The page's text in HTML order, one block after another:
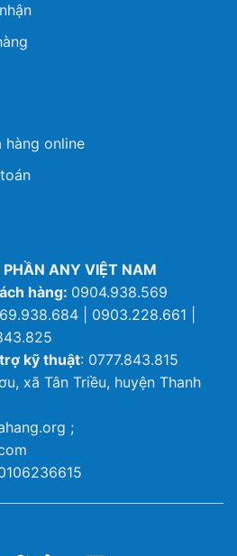
hàng online
PHẦN ANY VIỆT NAM
hàng: 0904.938.569
| 0903.228.661 |
kỹ thuật: 0777.843.815
xã Tân Triều, huyện Thanh
;